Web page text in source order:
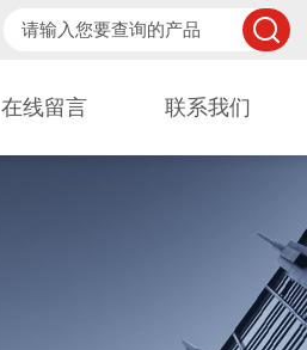
在线留言 联系我们